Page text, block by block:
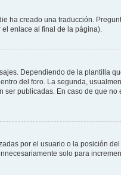
ha creado una traducción.
enlace al final de la página).
Dependiendo de la plantilla
del foro. La segunda,
publicadas. En caso de que
por el usuario o la posición
solo para